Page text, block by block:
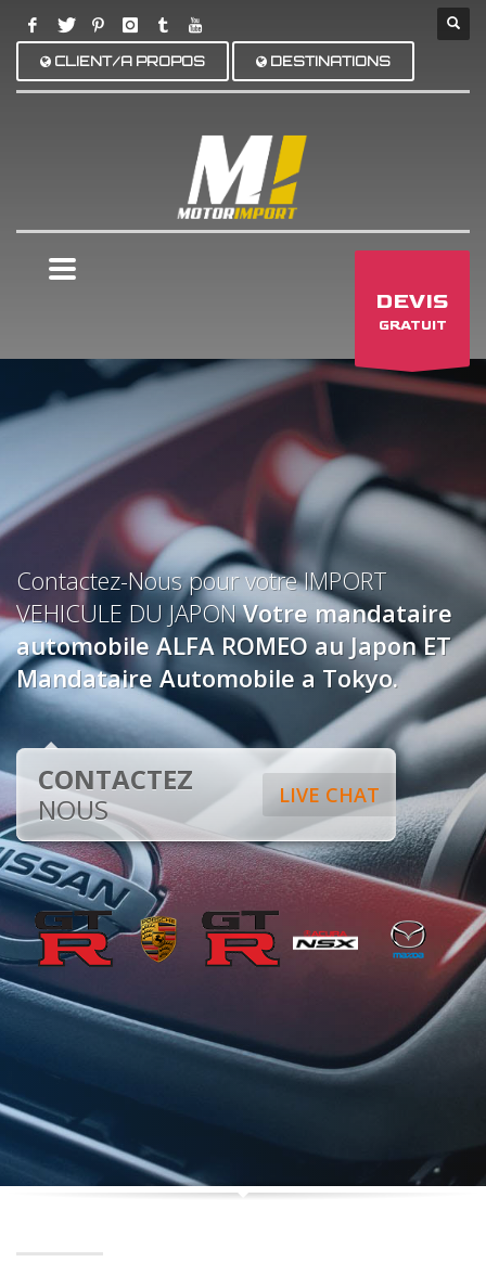
CLIENT/A PROPOS DESTINATIONS
DEVIS
GRATUIT
Contactez-Nous pour votre IMPORT
VEHICULE DU JAPONVotre mandataire
automobile ALFA ROMEO au Japon ET
Mandataire Automobile a Tokyo.
LIVE CHAT
CONTACTEZ
NOUS